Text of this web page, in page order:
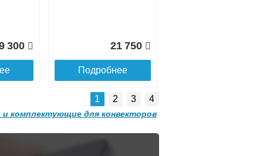
Конвектор
300 21 750
Подробнее
1 2 3 4
комплектующие для конвекторов